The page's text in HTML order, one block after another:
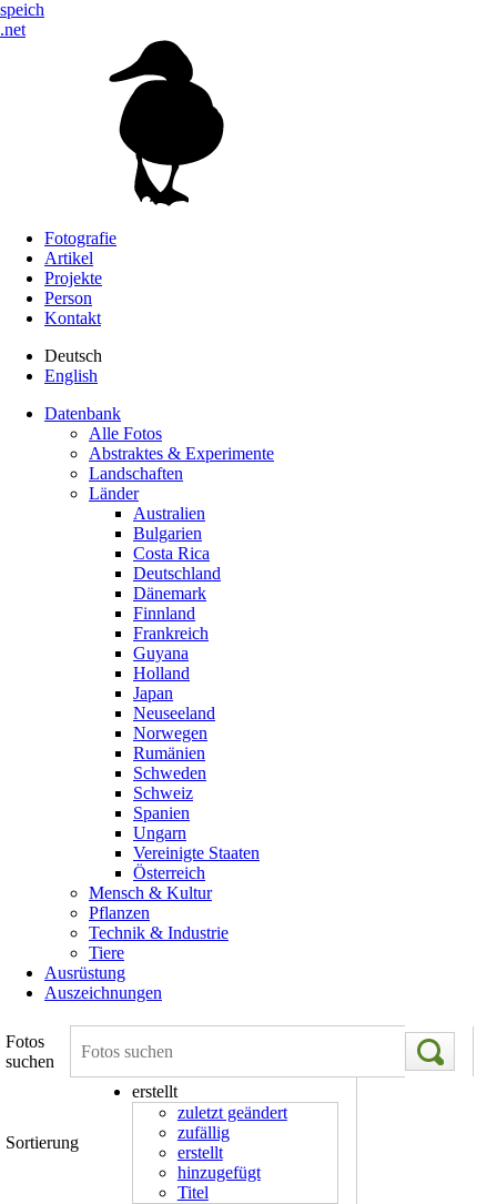
speich
.net
Fotografie
Artikel
Projekte
Person
Kontakt
Deutsch
English
Datenbank
Alle Fotos
Abstraktes & Experimente
Landschaften
Länder
Australien
Bulgarien
Costa Rica
Deutschland
Dänemark
Finnland
Frankreich
Guyana
Holland
Japan
Neuseeland
Norwegen
Rumänien
Schweden
Schweiz
Spanien
Ungarn
Vereinigte Staaten
Österreich
Mensch & Kultur
Pflanzen
Technik & Industrie
Tiere
Ausrüstung
Auszeichnungen
Fotos
suchen
Sortierung
erstellt
zuletzt geändert
zufällig
erstellt
hinzugefügt
Titel